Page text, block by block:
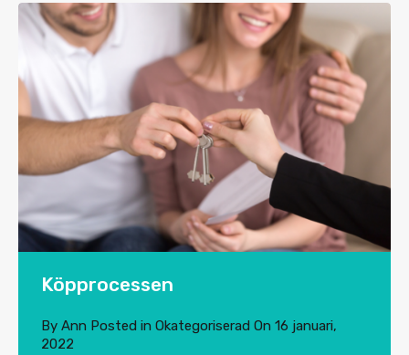
Köpprocessen
By Ann Posted in Okategoriserad On 16 januari,
2022